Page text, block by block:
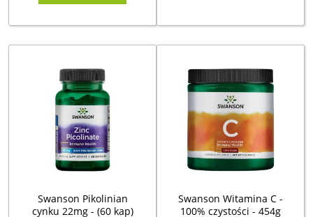
Swanson Pikolinian
cynku 22mg - (60 kap)
Swanson Witamina C -
100% czystości - 454g